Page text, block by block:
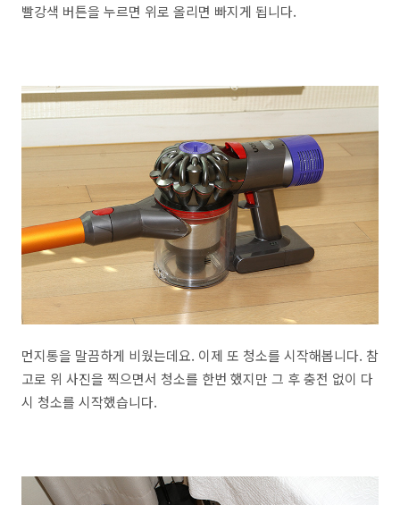
빨강색 버튼을 누르면 위로 올리면 빠지게 됩니다.
먼지통을 말끔하게 비웠는데요. 이제 또 청소를 시작해봅니다. 참
고로 위 사진을 찍으면서 청소를 한번 했지만 그 후 충전 없이 다
시 청소를 시작했습니다.